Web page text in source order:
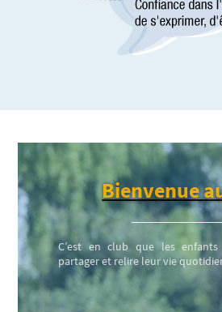
Bienvenue
C’est en club que les
partager et relire leur vie